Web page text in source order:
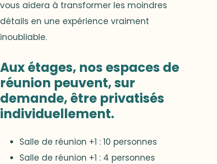
vous aidera à transformer les moindres
détails en une expérience vraiment
inoubliable.
Aux étages, nos espaces de
réunion peuvent, sur
demande, être privatisés
individuellement.
Salle de réunion +1 : 10 personnes
Salle de réunion +1 : 4 personnes